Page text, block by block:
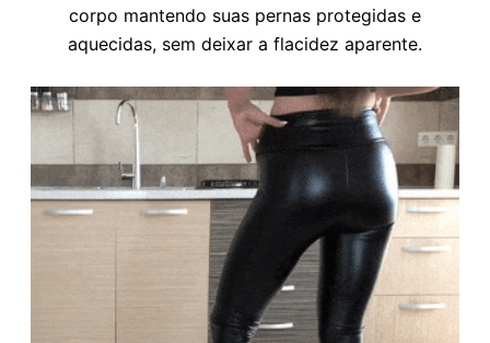
corpo mantendo suas pernas protegidas e
aquecidas, sem deixar a flacidez aparente.